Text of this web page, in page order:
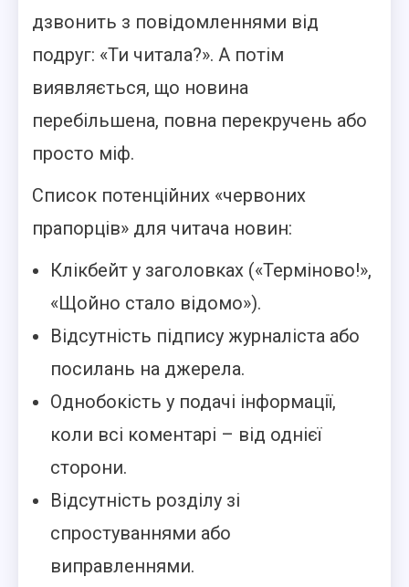
дзвонить з повідомленнями від
подруг: «Ти читала?». А потім
виявляється, що новина
перебільшена, повна перекручень або
просто міф.
Список потенційних «червоних
прапорців» для читача новин:
Клікбейт у заголовках («Терміново!»,
«Щойно стало відомо»).
Відсутність підпису журналіста або
посилань на джерела.
Однобокість у подачі інформації,
коли всі коментарі – від однієї
сторони.
Відсутність розділу зі
спростуваннями або
виправленнями.